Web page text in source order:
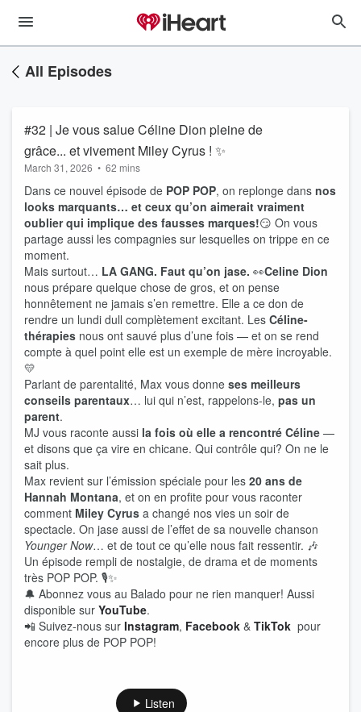
All Episodes
#32 | Je vous salue Céline Dion pleine de
grâce... et vivement Miley Cyrus ! ✨
March 31, 2026 • 62 mins
Dans ce nouvel épisode de POP POP, on replonge dans nos
looks marquants… et ceux qu’on aimerait vraiment
oublier qui implique des fausses marques!😏 On vous
partage aussi les compagnies sur lesquelles on trippe en ce
moment.
Mais surtout… LA GANG. Faut qu’on jase. 👀Celine Dion
nous prépare quelque chose de gros, et on pense
honnêtement ne jamais s’en remettre. Elle a ce don de
rendre un lundi dull complètement excitant. Les Céline-
thérapies nous ont sauvé plus d’une fois — et on se rend
compte à quel point elle est un exemple de mère incroyable.
💛
Parlant de parentalité, Max vous donne ses meilleurs
conseils parentaux… lui qui n’est, rappelons-le, pas un
parent.
MJ vous raconte aussi la fois où elle a rencontré Céline —
et disons que ça vire en chicane. Qui contrôle qui? On ne le
sait plus.
Max revient sur l’émission spéciale pour les 20 ans de
Hannah Montana, et on en profite pour vous raconter
comment Miley Cyrus a changé nos vies un soir de
spectacle. On jase aussi de l’effet de sa nouvelle chanson
Younger Now… et de tout ce qu’elle nous fait ressentir. 🎶
Un épisode rempli de nostalgie, de drama et de moments
très POP POP. 🎙️✨
🔔 Abonnez vous au Balado pour ne rien manquer! Aussi
disponible sur YouTube.
📲 Suivez-nous sur Instagram, Facebook & TikTok pour
encore plus de POP POP!
Listen